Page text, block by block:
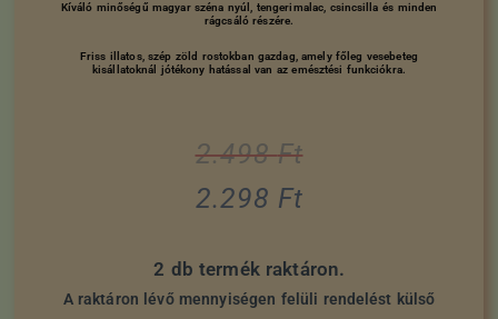
Kíváló minőségű magyar széna nyúl, tengerimalac, csincsilla és minden
rágcsáló részére.
Friss illatos, szép zöld rostokban gazdag, amely főleg vesebeteg
kisállatoknál jótékony hatással van az emésztési funkciókra.
2.498Ft
2.298 Ft
2 db termék raktáron.
A raktáron lévő mennyiségen felüli rendelést külső